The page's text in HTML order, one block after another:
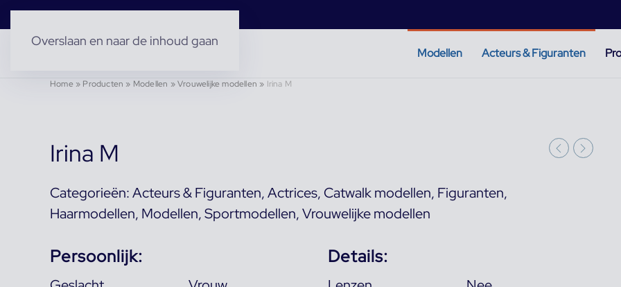
Overslaan en naar de inhoud gaan
Modellen Acteurs & Figuranten
Home» Producten » Modellen »Vrouwelijke modellen » Irina M
Irina M
Categorieën:Acteurs & Figuranten,Actrices, Catwalk modellen, Figuranten,
Haarmodellen, Modellen,Sportmodellen,Vrouwelijke modellen
Persoonlijk: Details: